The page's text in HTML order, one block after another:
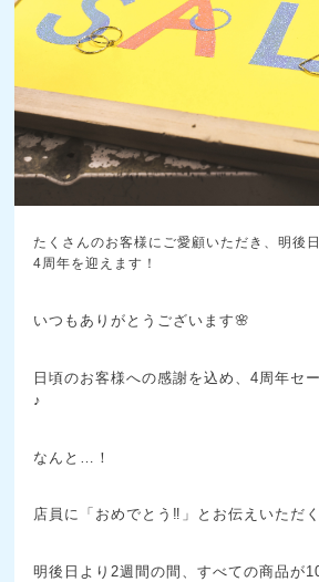
たくさんのお客様にご愛顧いただき、明後
4周年を迎えます！
いつもありがとうございます🌸
日頃のお客様への感謝を込め、4周年セ
♪
なんと…！
店員に「おめでとう‼」とお伝えいただ
明後日より2週間の間、すべての商品が